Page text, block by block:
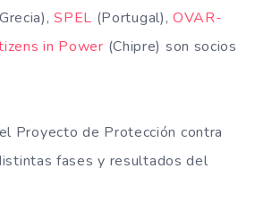
SPEL (Portugal),OVAR-
in Power (Chipre) son socios
Proyecto de Protección contra
fases y resultados del